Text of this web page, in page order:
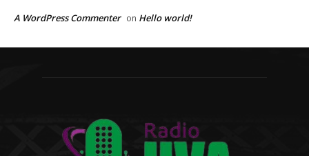
A WordPress Commenter on Hello world!